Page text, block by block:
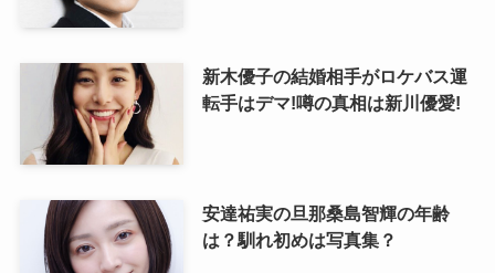
新木優子の結婚相手がロケバス運
転手はデマ!噂の真相は新川優愛!
安達祐実の旦那桑島智輝の年齢
は？馴れ初めは写真集？